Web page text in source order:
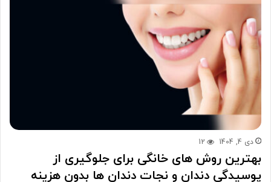
دی 4, 1404 12
بهترین روش های خانگی برای جلوگیری از
پوسیدگی دندان و نجات دندان ها بدون هزینه